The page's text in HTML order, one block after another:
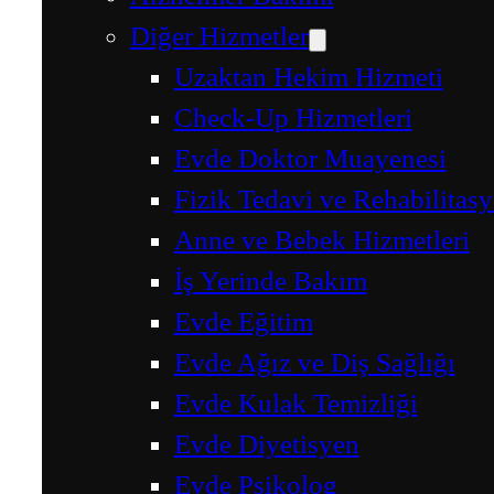
Diğer Hizmetler
Uzaktan Hekim Hizmeti
Check-Up Hizmetleri
Evde Doktor Muayenesi
Fizik Tedavi ve
Anne ve Bebek Hizmetleri
İş Yerinde Bakım
Evde Eğitim
Evde Ağız ve Diş Sağlığı
Evde Kulak Temizliği
Evde Diyetisyen
Evde Psikolog